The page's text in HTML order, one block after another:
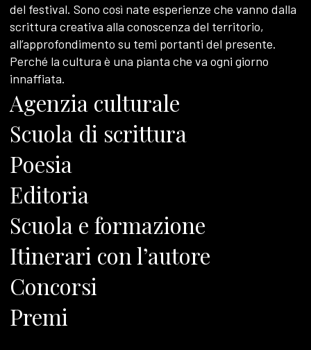
del festival. Sono così nate esperienze che vanno dalla
scrittura creativa alla conoscenza del territorio,
all’approfondimento su temi portanti del presente.
Perché la cultura è una pianta che va ogni giorno
innaffiata.
Agenzia culturale
Scuola di scrittura
Poesia
Editoria
Scuola e formazione
Itinerari con l’autore
Concorsi
Premi